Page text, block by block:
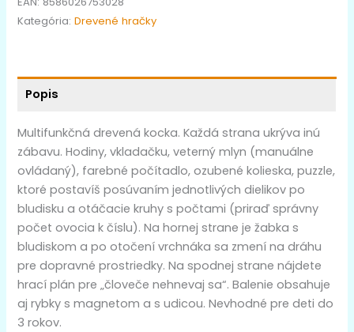
Kategória:Drevené hračky
Popis
Multifunkčná drevená kocka. Každá strana ukrýva inú
zábavu. Hodiny, vkladačku, veterný mlyn (manuálne
ovládaný), farebné počítadlo, ozubené kolieska, puzzle,
ktoré postavíš posúvaním jednotlivých dielikov po
bludisku a otáčacie kruhy s počtami (priraď správny
počet ovocia k číslu). Na hornej strane je žabka s
bludiskom a po otočení vrchnáka sa zmení na dráhu
pre dopravné prostriedky. Na spodnej strane nájdete
hrací plán pre „človeče nehnevaj sa“. Balenie obsahuje
aj rybky s magnetom a s udicou. Nevhodné pre deti do
3 rokov.